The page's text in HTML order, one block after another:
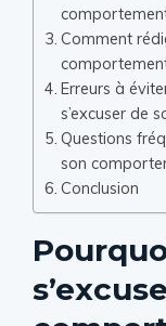
Comment
Erreurs à
s’excuser de
Questions
son
Conclusion